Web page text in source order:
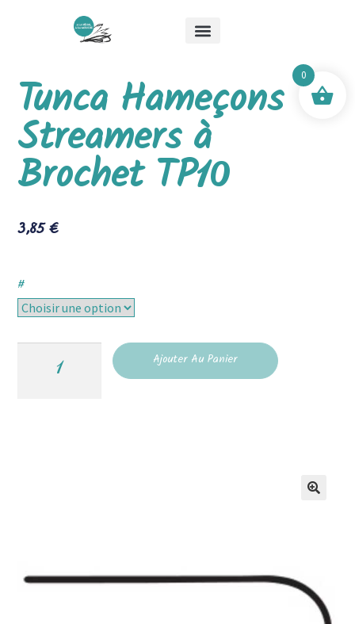
Tunca Hameçons
Streamers à
Brochet TP10
3,85€
#
Ajouter Au Panier
0